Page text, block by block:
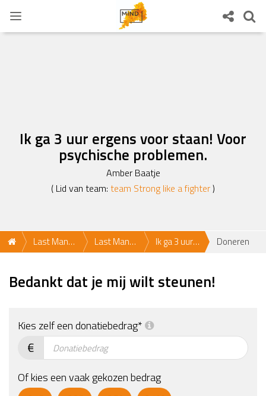
Ik ga 3 uur ergens voor staan! Voor
psychische problemen.
Amber Baatje
( Lid van team: team Strong like a fighter)
Last Man
2021
Last Man
@Amsterdam
2021, 12-
15 uur *
Doe mee!
Ik ga 3 uur
staan! Voor
Doneren
Bedankt dat je mij wilt steunen!
Kies zelf een donatiebedrag*
€
Of kies een vaak gekozen bedrag